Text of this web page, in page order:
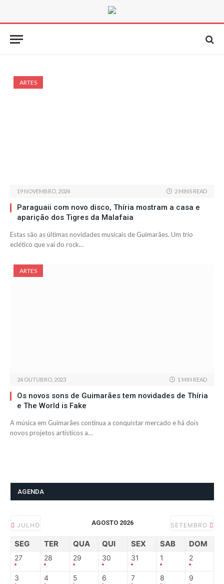
ARTES
19 NOVEMBRO, 2024 2 MINS READ
Paraguaii com novo disco, Thíria mostram a casa e
aparição dos Tigres da Malafaia
Estas são as últimas novidades musicais de Guimarães. Um trio
eclético que vai do rock…
ARTES
24 OUTUBRO, 2023 1 MIN READ
Os novos sons de Guimarães tem novidades de Thíria
e The World is Fake
A música em Guimarães continua a conquistar mercado e há dois
novos projetos artísticos a…
AGENDA
JULHO AGOSTO 2026 SETEMBRO
SEG TER QUA QUI SEX SAB DOM
27 28 29 30 31 1 2
3 4 5 6 7 8 9